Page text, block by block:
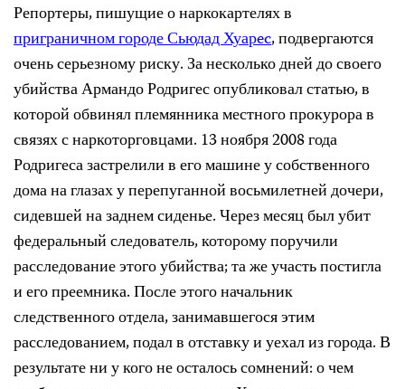
Репортеры, пишущиео наркокартелях в
приграничном городе Сьюдад Хуарec, подвергаются
очень серьезному риску. За несколько дней до своего
убийства АрмандоРодригес опубликовал статью, в
которой обвинял племянника местного прокурора в
связях с наркоторговцами. 13 ноября 2008 года
Родригеса застрелили в его машине у собственного
дома на глазах у перепуганной восьмилетней дочери,
сидевшей на заднем сиденье. Через месяц был убит
федеральный следователь, которому поручили
расследование этого убийства; та же участь постигла
и его преемника. После этого начальник
следственного отдела, занимавшегося этим
расследованием, подал в отставку и уехал из города. В
результате ни у кого не осталось сомнений: о чем